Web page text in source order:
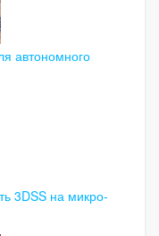
автономного
3DSS на микро-